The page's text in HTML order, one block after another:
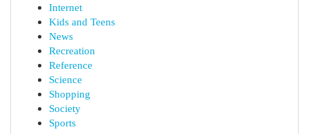
Internet
Kids and Teens
News
Recreation
Reference
Science
Shopping
Society
Sports